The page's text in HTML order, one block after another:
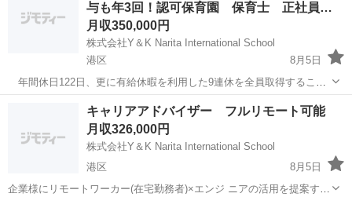
与も年3回！認可保育園 保育士 正社員…
月収350,000円
株式会社Y＆K Narita International School
港区
8月5日
年間休日122日、更に有給休暇を利用した9連休を全員取得すること
でメリハリをつけた働き方 が可能です!東京都ワークライフバランス企
業の認定を受けた数少ない保育事業者です。 ・育児休業取得率
100%、男性の取得実績もあり...
保育士 業務
キャリアアドバイザー フルリモート可能
月収326,000円
株式会社Y＆K Narita International School
港区
8月5日
企業様にリモートワーカー(在宅勤務者)×エンジ ニアの活用を提案する